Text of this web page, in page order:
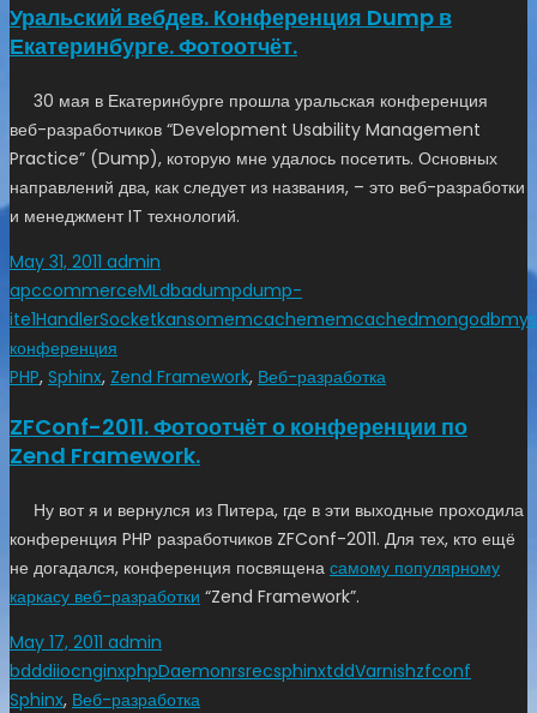
Уральский вебдев. Конференция Dump в
Екатеринбурге. Фотоотчёт.
30 мая в Екатеринбурге прошла уральская конференция
веб-разработчиков “Development Usability Management
Practice” (Dump), которую мне удалось посетить. Основных
направлений два, как следует из названия, – это веб-разработки
и менеджмент IT технологий.
May 31, 2011 admin
apccommerceMLdbadumpdump-
ite1HandlerSocketkansomemcachememcachedmongodb
конференция
PHP, Sphinx, Zend Framework, Веб-разработка
ZFConf-2011. Фотоотчёт о конференции по
Zend Framework.
Ну вот я и вернулся из Питера, где в эти выходные проходила
конференция PHP разработчиков ZFConf-2011. Для тех, кто ещё
не догадался, конференция посвящена самому популярному
каркасу веб-разработки “Zend Framework”.
May 17, 2011 admin
bdddiiocnginxphpDaemonrsrecsphinxtddVarnishzfconf
Sphinx, Веб-разработка